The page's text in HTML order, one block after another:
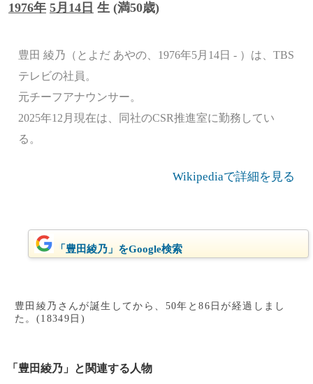
1976年 5月14日 生 (満50歳)
豊田 綾乃（とよだ あやの、1976年5月14日 - ）は、TBS
テレビの社員。
元チーフアナウンサー。
2025年12月現在は、同社のCSR推進室に勤務してい
る。
Wikipediaで詳細を見る
「豊田綾乃」をGoogle検索
豊田綾乃さんが誕生してから、50年と86日が経過しまし
た。(18349日)
「豊田綾乃」と関連する人物